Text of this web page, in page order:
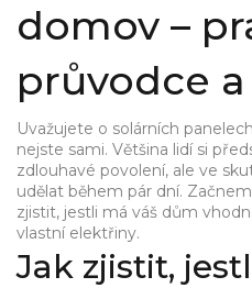
domov –
průvodce
Uvažujete o solárních
nejste sami. Většina lidí si
zdlouhavé povolení, ale ve
udělat během pár dní.
zjistit, jestli má váš dům
vlastní elektřiny.
Jak zjistit,